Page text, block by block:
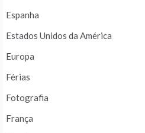
Espanha
Estados Unidos da América
Europa
Férias
Fotografia
França